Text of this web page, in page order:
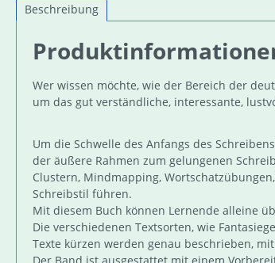
Beschreibung
Wer wissen möchte, wie der Bereich der
um das gut verständliche, interessante,
Um die Schwelle des Anfangs des
der äußere Rahmen zum gelungenen
Clustern, Mindmapping,
Schreibstil führen.
Mit diesem Buch können Lernende alleine
Die verschiedenen Textsorten, wie
Texte kürzen werden genau beschrieben,